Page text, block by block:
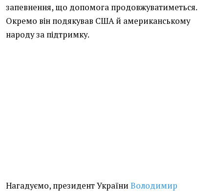
запевнення, що допомога продовжуватиметься.
Окремо він подякував США й американському
народу за підтримку.
Нагадуємо, президент України Володимир